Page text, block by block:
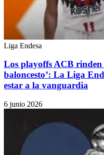
Liga Endesa
Los playoffs ACB rinden
baloncesto’: La Liga
estar a la vanguardia
6 junio 2026